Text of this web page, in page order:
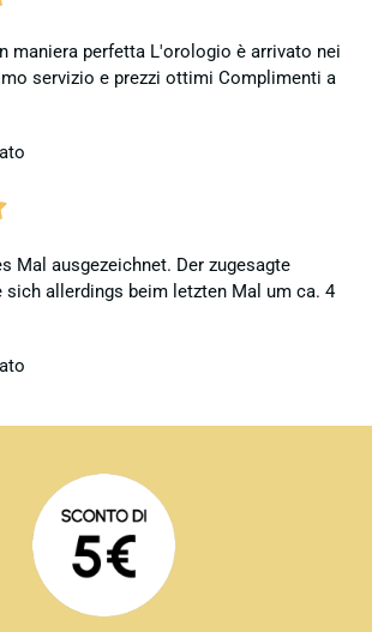
maniera perfetta L'orologio è arrivato nei
servizio e prezzi ottimi Complimenti a
Mal ausgezeichnet. Der zugesagte
sich allerdings beim letzten Mal um ca. 4